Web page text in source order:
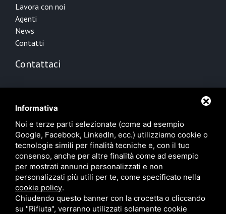
Lavora con noi
Agenti
News
Contatti
Contattaci
+39 06 89021647
+39 06 89021644
info@bpwatertech.com
DEPURAZIONE DI ACQUE INDUSTRIALI
Informativa
Noi e terze parti selezionate (come ad esempio
Google, Facebook, LinkedIn, ecc.) utilizziamo cookie o
tecnologie simili per finalità tecniche e, con il tuo
consenso, anche per altre finalità come ad esempio
per mostrati annunci personalizzati e non
personalizzati più utili per te, come specificato nella
cookie policy.
Chiudendo questo banner con la crocetta o cliccando
su "Rifiuta", verranno utilizzati solamente cookie